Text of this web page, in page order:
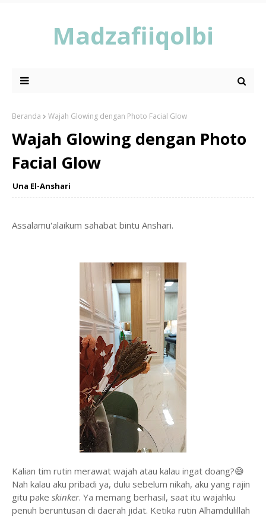
Madzafiiqolbi
Beranda Wajah Glowing dengan Photo Facial Glow
Wajah Glowing dengan Photo
Facial Glow
Una El-Anshari
Assalamu'alaikum sahabat bintu Anshari.
Kalian tim rutin merawat wajah atau kalau ingat doang?😅
Nah kalau aku pribadi ya, dulu sebelum nikah, aku yang rajin
gitu pake skinker. Ya memang berhasil, saat itu wajahku
penuh beruntusan di daerah jidat. Ketika rutin Alhamdulillah